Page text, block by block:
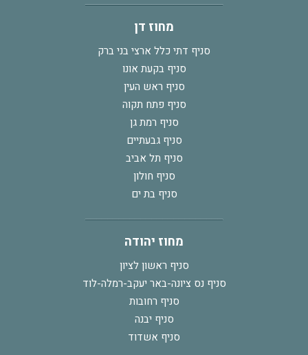
מחוז דן
סניף דתי כלל ארצי בני ברק
סניף בקעת אונו
סניף ראש העין
סניף פתח תקוה
סניף רמת גן
סניף גבעתיים
סניף תל אביב
סניף חולון
סניף בת ים
מחוז יהודה
סניף ראשון לציון
סניף נס ציונה-באר יעקב-רמלה-לוד
סניף רחובות
סניף יבנה
סניף אשדוד